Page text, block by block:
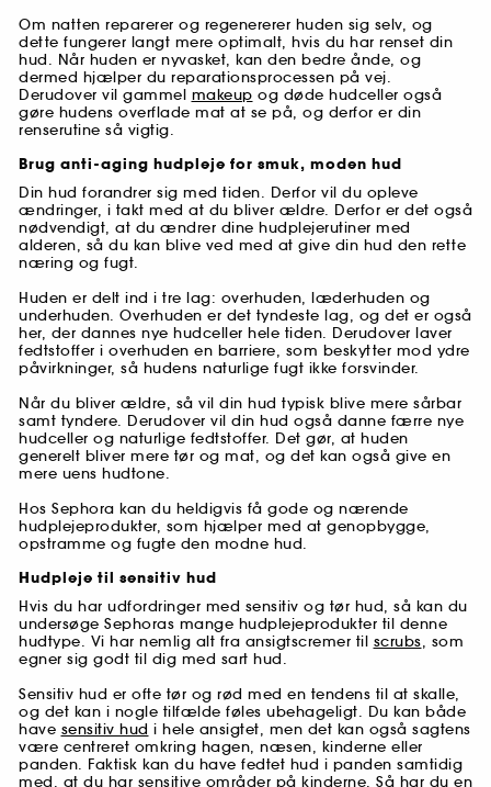
Om natten reparerer og regenererer huden sig selv, og
dette fungerer langt mere optimalt, hvis du har renset din
hud. Når huden er nyvasket, kan den bedre ånde, og
dermed hjælper du reparationsprocessen på vej.
Derudover vil gammel makeup og døde hudceller også
gøre hudens overflade mat at se på, og derfor er din
renserutine så vigtig.
Brug anti-aging hudpleje for smuk, moden hud
Din hud forandrer sig med tiden. Derfor vil du opleve
ændringer, i takt med at du bliver ældre. Derfor er det også
nødvendigt, at du ændrer dine hudplejerutiner med
alderen, så du kan blive ved med at give din hud den rette
næring og fugt.
Huden er delt ind i tre lag: overhuden, læderhuden og
underhuden. Overhuden er det tyndeste lag, og det er også
her, der dannes nye hudceller hele tiden. Derudover laver
fedtstoffer i overhuden en barriere, som beskytter mod ydre
påvirkninger, så hudens naturlige fugt ikke forsvinder.
Når du bliver ældre, så vil din hud typisk blive mere sårbar
samt tyndere. Derudover vil din hud også danne færre nye
hudceller og naturlige fedtstoffer. Det gør, at huden
generelt bliver mere tør og mat, og det kan også give en
mere uens hudtone.
Hos Sephora kan du heldigvis få gode og nærende
hudplejeprodukter, som hjælper med at genopbygge,
opstramme og fugte den modne hud.
Hudpleje til sensitiv hud
Hvis du har udfordringer med sensitiv og tør hud, så kan du
undersøge Sephoras mange hudplejeprodukter til denne
hudtype. Vi har nemlig alt fra ansigtscremer til scrubs, som
egner sig godt til dig med sart hud.
Sensitiv hud er ofte tør og rød med en tendens til at skalle,
og det kan i nogle tilfælde føles ubehageligt. Du kan både
have sensitiv hud i hele ansigtet, men det kan også sagtens
være centreret omkring hagen, næsen, kinderne eller
panden. Faktisk kan du have fedtet hud i panden samtidig
med, at du har sensitive områder på kinderne. Så har du en